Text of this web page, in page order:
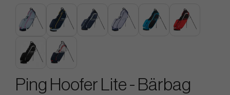
Ping Hoofer Lite - Bärbag